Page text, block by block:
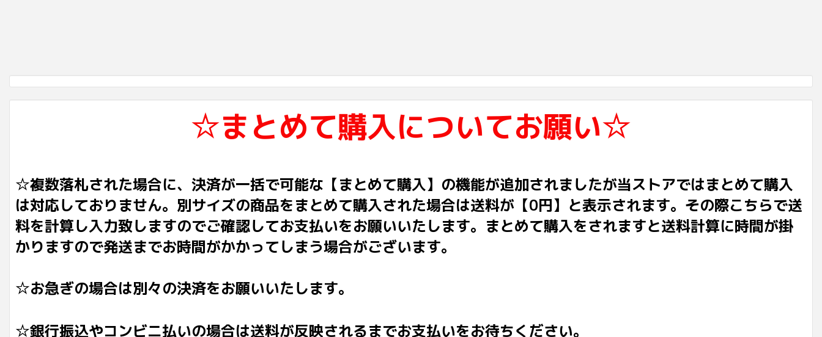
☆まとめて購入についてお願い☆
☆複数落札された場合に、決済が一括で可能な【まとめて購入】の機能が追加されましたが当ストアではまとめて購入
は対応しておりません。別サイズの商品をまとめて購入された場合は送料が【0円】と表示されます。その際こちらで送
料を計算し入力致しますのでご確認してお支払いをお願いいたします。まとめて購入をされますと送料計算に時間が掛
かりますので発送までお時間がかかってしまう場合がございます。
☆お急ぎの場合は別々の決済をお願いいたします。
☆銀行振込やコンビニ払いの場合は送料が反映されるまでお支払いをお待ちください。